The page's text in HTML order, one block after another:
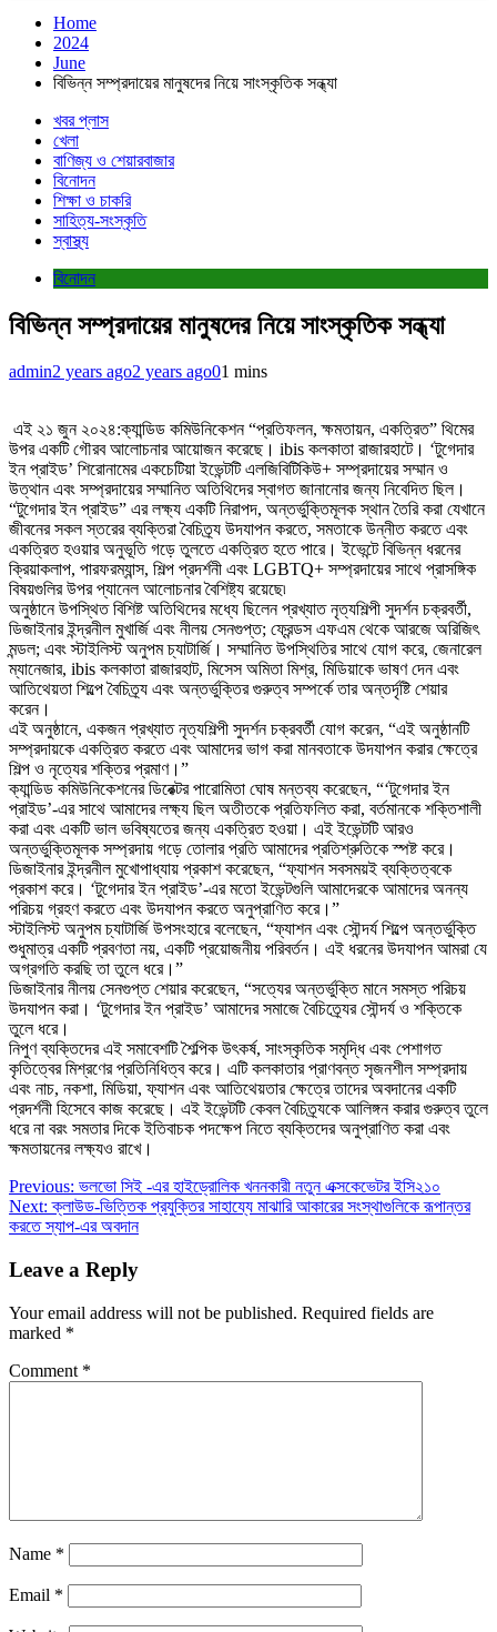
Home
2024
June
বিভিন্ন সম্প্রদায়ের মানুষদের নিয়ে সাংস্কৃতিক সন্ধ্যা
খবর প্লাস
খেলা
বাণিজ্য ও শেয়ারবাজার
বিনোদন
শিক্ষা ও চাকরি
সাহিত্য-সংস্কৃতি
স্বাস্থ্য
বিনোদন
বিভিন্ন সম্প্রদায়ের মানুষদের নিয়ে সাংস্কৃতিক সন্ধ্যা
admin2 years ago2 years ago01 mins
এই ২১ জুন ২০২৪:ক্যান্ডিড কমিউনিকেশন “প্রতিফলন, ক্ষমতায়ন, একত্রিত” থিমের
উপর একটি গৌরব আলোচনার আয়োজন করেছে। ibis কলকাতা রাজারহাটে। ‘টুগেদার
ইন প্রাইড’ শিরোনামের একচেটিয়া ইভেন্টটি এলজিবিটিকিউ+ সম্প্রদায়ের সম্মান ও
উত্থান এবং সম্প্রদায়ের সম্মানিত অতিথিদের স্বাগত জানানোর জন্য নিবেদিত ছিল।
“টুগেদার ইন প্রাইড” এর লক্ষ্য একটি নিরাপদ, অন্তর্ভুক্তিমূলক স্থান তৈরি করা যেখানে
জীবনের সকল স্তরের ব্যক্তিরা বৈচিত্র্য উদযাপন করতে, সমতাকে উন্নীত করতে এবং
একত্রিত হওয়ার অনুভূতি গড়ে তুলতে একত্রিত হতে পারে। ইভেন্টে বিভিন্ন ধরনের
ক্রিয়াকলাপ, পারফরম্যান্স, শিল্প প্রদর্শনী এবং LGBTQ+ সম্প্রদায়ের সাথে প্রাসঙ্গিক
বিষয়গুলির উপর প্যানেল আলোচনার বৈশিষ্ট্য রয়েছে৷
অনুষ্ঠানে উপস্থিত বিশিষ্ট অতিথিদের মধ্যে ছিলেন প্রখ্যাত নৃত্যশিল্পী সুদর্শন চক্রবর্তী,
ডিজাইনার ইন্দ্রনীল মুখার্জি এবং নীলয় সেনগুপ্ত; ফ্রেন্ডস এফএম থেকে আরজে অরিজিৎ
মন্ডল; এবং স্টাইলিস্ট অনুপম চ্যাটার্জি। সম্মানিত উপস্থিতির সাথে যোগ করে, জেনারেল
ম্যানেজার, ibis কলকাতা রাজারহাট, মিসেস অমিতা মিশ্র, মিডিয়াকে ভাষণ দেন এবং
আতিথেয়তা শিল্পে বৈচিত্র্য এবং অন্তর্ভুক্তির গুরুত্ব সম্পর্কে তার অন্তর্দৃষ্টি শেয়ার
করেন।
এই অনুষ্ঠানে, একজন প্রখ্যাত নৃত্যশিল্পী সুদর্শন চক্রবর্তী যোগ করেন, “এই অনুষ্ঠানটি
সম্প্রদায়কে একত্রিত করতে এবং আমাদের ভাগ করা মানবতাকে উদযাপন করার ক্ষেত্রে
শিল্প ও নৃত্যের শক্তির প্রমাণ।”
ক্যান্ডিড কমিউনিকেশনের ডিরেক্টর পারোমিতা ঘোষ মন্তব্য করেছেন, “‘টুগেদার ইন
প্রাইড’-এর সাথে আমাদের লক্ষ্য ছিল অতীতকে প্রতিফলিত করা, বর্তমানকে শক্তিশালী
করা এবং একটি ভাল ভবিষ্যতের জন্য একত্রিত হওয়া। এই ইভেন্টটি আরও
অন্তর্ভুক্তিমূলক সম্প্রদায় গড়ে তোলার প্রতি আমাদের প্রতিশ্রুতিকে স্পষ্ট করে।
ডিজাইনার ইন্দ্রনীল মুখোপাধ্যায় প্রকাশ করেছেন, “ফ্যাশন সবসময়ই ব্যক্তিত্বকে
প্রকাশ করে। ‘টুগেদার ইন প্রাইড’-এর মতো ইভেন্টগুলি আমাদেরকে আমাদের অনন্য
পরিচয় গ্রহণ করতে এবং উদযাপন করতে অনুপ্রাণিত করে।”
স্টাইলিস্ট অনুপম চ্যাটার্জি উপসংহারে বলেছেন, “ফ্যাশন এবং সৌন্দর্য শিল্পে অন্তর্ভুক্তি
শুধুমাত্র একটি প্রবণতা নয়, একটি প্রয়োজনীয় পরিবর্তন। এই ধরনের উদযাপন আমরা যে
অগ্রগতি করছি তা তুলে ধরে।”
ডিজাইনার নীলয় সেনগুপ্ত শেয়ার করেছেন, “সত্যের অন্তর্ভুক্তি মানে সমস্ত পরিচয়
উদযাপন করা। ‘টুগেদার ইন প্রাইড’ আমাদের সমাজে বৈচিত্র্যের সৌন্দর্য ও শক্তিকে
তুলে ধরে।
নিপুণ ব্যক্তিদের এই সমাবেশটি শৈল্পিক উৎকর্ষ, সাংস্কৃতিক সমৃদ্ধি এবং পেশাগত
কৃতিত্বের মিশ্রণের প্রতিনিধিত্ব করে। এটি কলকাতার প্রাণবন্ত সৃজনশীল সম্প্রদায়
এবং নাচ, নকশা, মিডিয়া, ফ্যাশন এবং আতিথেয়তার ক্ষেত্রে তাদের অবদানের একটি
প্রদর্শনী হিসেবে কাজ করেছে। এই ইভেন্টটি কেবল বৈচিত্র্যকে আলিঙ্গন করার গুরুত্ব তুলে
ধরে না বরং সমতার দিকে ইতিবাচক পদক্ষেপ নিতে ব্যক্তিদের অনুপ্রাণিত করা এবং
ক্ষমতায়নের লক্ষ্যও রাখে।
Post
navigation
Previous: ভলভো সিই -এর হাইড্রোলিক খননকারী নতুন এক্সকেভেটর ইসি২১০
Next: ক্লাউড-ভিত্তিক প্রযুক্তির সাহায্যে মাঝারি আকারের সংস্থাগুলিকে রূপান্তর
করতে স্যাপ-এর অবদান
Leave a Reply
Your email address will not be published. Required fields are
marked *
Comment *
Name *
Email *